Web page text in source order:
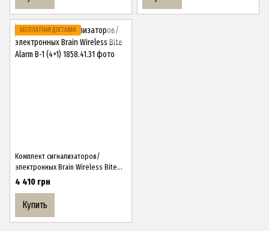
БЕСПЛАТНАЯ ДОСТАВКА
Комплект сигнализаторов/
электронных Brain Wireless Bite
Alarm B-1 (4+1)
4 410 грн
Купить